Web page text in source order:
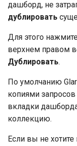
дашборд, не
дублировать
Для этого
верхнем правом
Дублировать.
По умолчанию
копиями
вкладки
коллекцию.
Если вы не